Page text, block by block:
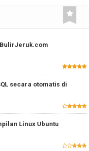
secara otomatis di
Linux Ubuntu